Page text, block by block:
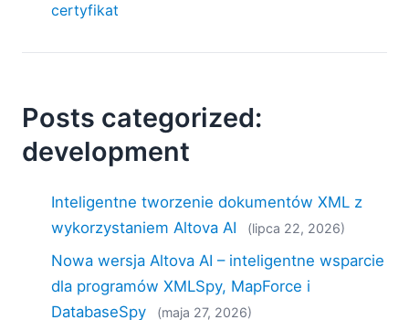
certyfikat
Posts categorized:
development
Inteligentne tworzenie dokumentów XML z
wykorzystaniem Altova AI
(lipca 22, 2026)
Nowa wersja Altova AI – inteligentne wsparcie
dla programów XMLSpy, MapForce i
DatabaseSpy
(maja 27, 2026)